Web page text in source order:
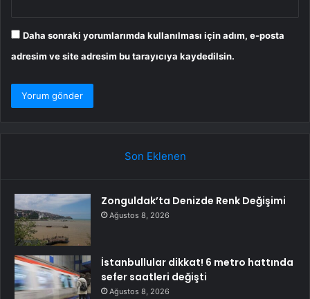
Daha sonraki yorumlarımda kullanılması için adım, e-posta
adresim ve site adresim bu tarayıcıya kaydedilsin.
Son Eklenen
Zonguldak’ta Denizde Renk Değişimi
Ağustos 8, 2026
İstanbullular dikkat! 6 metro hattında
sefer saatleri değişti
Ağustos 8, 2026